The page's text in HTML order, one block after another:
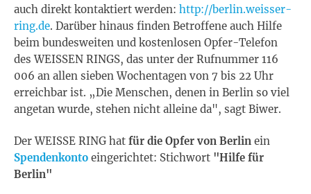
auch direkt kontaktiert werden: http://berlin.weisser-
ring.de. Darüber hinaus finden Betroffene auch Hilfe
beim bundesweiten und kostenlosen Opfer-Telefon
des WEISSEN RINGS, das unter der Rufnummer 116
006 an allen sieben Wochentagen von 7 bis 22 Uhr
erreichbar ist. „Die Menschen, denen in Berlin so viel
angetan wurde, stehen nicht alleine da", sagt Biwer.
Der WEISSE RING hat für die Opfer von Berlin ein
Spendenkonto eingerichtet: Stichwort "Hilfe für
Berlin"